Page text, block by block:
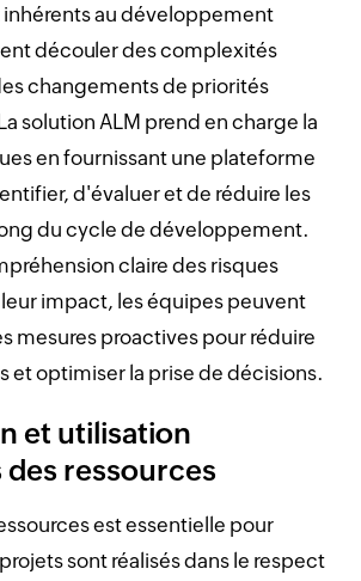
inhérents au développement
découler des complexités
changements de priorités
solution ALM prend en charge la
en fournissant une plateforme
d'évaluer et de réduire les
du cycle de développement.
claire des risques
impact, les équipes peuvent
mesures proactives pour réduire
et optimiser la prise de décisions.
et utilisation
des ressources
est essentielle pour
sont réalisés dans le respect